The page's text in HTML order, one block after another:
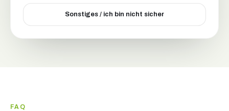
Sonstiges / ich bin nicht sicher
FAQ